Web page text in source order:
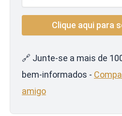
🔗 Junte-se a mais de
bem-informados -
amigo